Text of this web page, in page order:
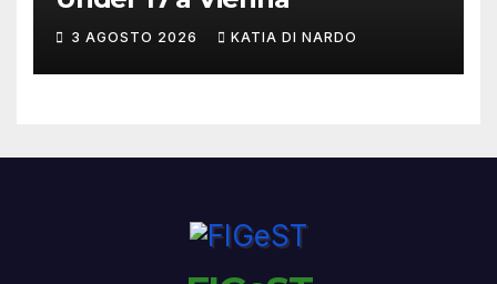
3 AGOSTO 2026 KATIA DI NARDO